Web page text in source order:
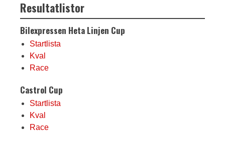
Resultatlistor
Bilexpressen Heta Linjen Cup
Startlista
Kval
Race
Castrol Cup
Startlista
Kval
Race